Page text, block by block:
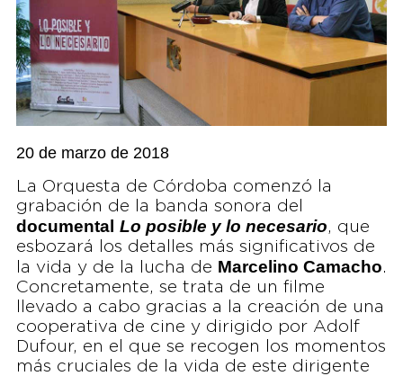
20 de marzo de 2018
La Orquesta de Córdoba comenzó la
grabación de la banda sonora del
documental Lo posible y lo necesario, que
esbozará los detalles más significativos de
la vida y de la lucha de Marcelino Camacho.
Concretamente, se trata de un filme
llevado a cabo gracias a la creación de una
cooperativa de cine y dirigido por Adolf
Dufour, en el que se recogen los momentos
más cruciales de la vida de este dirigente